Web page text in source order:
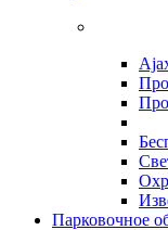
Парковочное